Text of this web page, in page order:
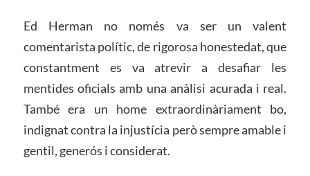
Ed Herman no només va ser un valent
comentarista polític, de rigorosa honestedat, que
constantment es va atrevir a desafiar les
mentides oficials amb una anàlisi acurada i real.
També era un home extraordinàriament bo,
indignat contra la injustícia però sempre amable i
gentil, generós i considerat.